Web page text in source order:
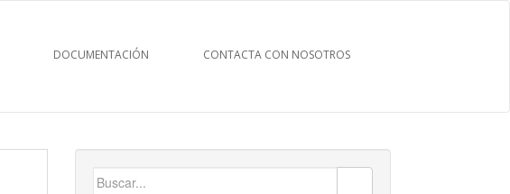
DOCUMENTACIÓN CONTACTA CON NOSOTROS
Buscar: